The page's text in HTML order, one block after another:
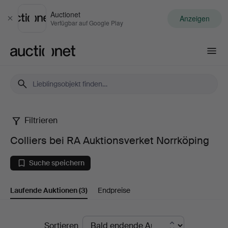
Schließen
Auctionet
Verfügbar auf Google Play Anzeigen
Colliers
bei
RA
Auktionsverket
Filtrieren
Colliers bei RA Auktionsverket Norrköping
Suche speichern
Laufende Auktionen(3) Endpreise
LaufendeSortieren